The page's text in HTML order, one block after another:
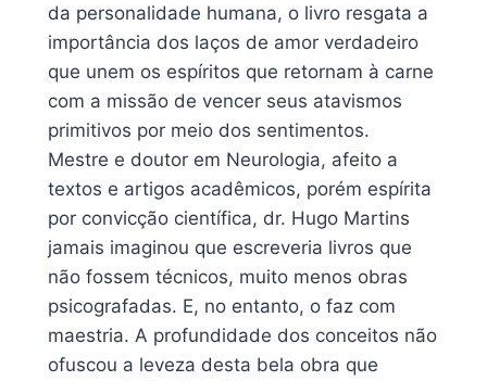
da personalidade humana, o livro resgata a
importância dos laços de amor verdadeiro
que unem os espíritos que retornam à carne
com a missão de vencer seus atavismos
primitivos por meio dos sentimentos.
Mestre e doutor em Neurologia, afeito a
textos e artigos acadêmicos, porém espírita
por convicção científica, dr. Hugo Martins
jamais imaginou que escreveria livros que
não fossem técnicos, muito menos obras
psicografadas. E, no entanto, o faz com
maestria. A profundidade dos conceitos não
ofuscou a leveza desta bela obra que